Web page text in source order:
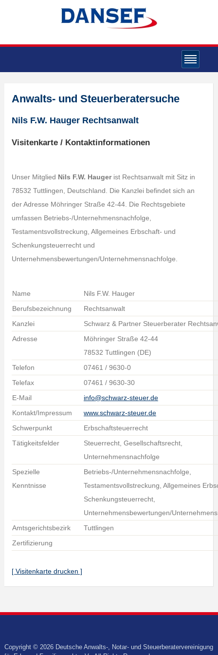
Anwalts- und Steuerberatersuche
Nils F.W. Hauger Rechtsanwalt
Visitenkarte / Kontaktinformationen
Unser Mitglied Nils F.W. Haugerist Rechtsanwalt mit Sitz in
78532 Tuttlingen, Deutschland. Die Kanzlei befindet sich an
der Adresse Möhringer Straße 42-44. Die Rechtsgebiete
umfassen Betriebs-/Unternehmensnachfolge,
Testamentsvollstreckung, Allgemeines Erbschaft- und
Schenkungsteuerrecht und
Unternehmensbewertungen/Unternehmensnachfolge.
Name
Nils F.W. Hauger
Berufsbezeichnung
Rechtsanwalt
Kanzlei
Schwarz & Partner Steuerberater
Adresse
Möhringer Straße 42-44
78532 Tuttlingen (DE)
Telefon
07461 / 9630-0
Telefax
07461 / 9630-30
E-Mail
info@schwarz-steuer.de
Kontakt/Impressum
www.schwarz-steuer.de
Schwerpunkt
Erbschaftsteuerrecht
Tätigkeitsfelder
Steuerrecht, Gesellschaftsrecht,
Unternehmensnachfolge
Spezielle
Kenntnisse
Betriebs-/Unternehmensnachfolge,
Testamentsvollstreckung, Allgemeines
Schenkungsteuerrecht,
Unternehmensbewertungen/
Amtsgerichtsbezirk
Tuttlingen
Zertifizierung
[ Visitenkarte drucken ]
Copyright © 2026 Deutsche Anwalts-, Notar- und Steuerberatervereinigung